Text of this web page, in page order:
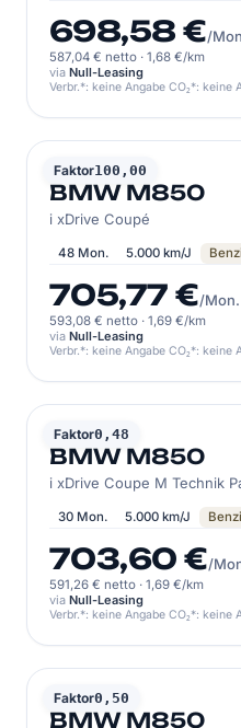
698,58 €/
587,04 € netto · 1,68 €/km
via Null-Leasing
Verbr.*: keine Angabe CO₂*: keine
Faktor100,00
BMW
BMW M850
i xDrive Coupé
48 Mon. 5.000 km/J
705,77 €/Mon.
593,08 € netto · 1,69 €/km
via Null-Leasing
Verbr.*: keine Angabe CO₂*: keine
Faktor0,48
BMW
BMW M850
i xDrive Coupe M Technik
30 Mon. 5.000 km/J
703,60 €/
591,26 € netto · 1,69 €/km
via Null-Leasing
Verbr.*: keine Angabe CO₂*: keine
Faktor0,50
BMW
BMW M850